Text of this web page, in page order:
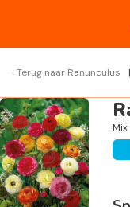
Terug naar Ranunculus
Mix